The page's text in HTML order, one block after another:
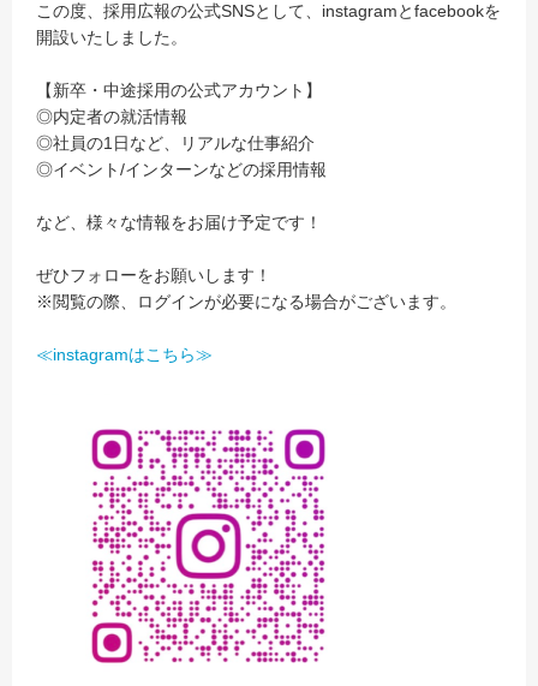
この度、採用広報の公式SNSとして、instagramとfacebookを
開設いたしました。
【新卒・中途採用の公式アカウント】
◎内定者の就活情報
◎社員の1日など、リアルな仕事紹介
◎イベント/インターンなどの採用情報
など、様々な情報をお届け予定です！
ぜひフォローをお願いします！
※閲覧の際、ログインが必要になる場合がございます。
≪instagramはこちら≫